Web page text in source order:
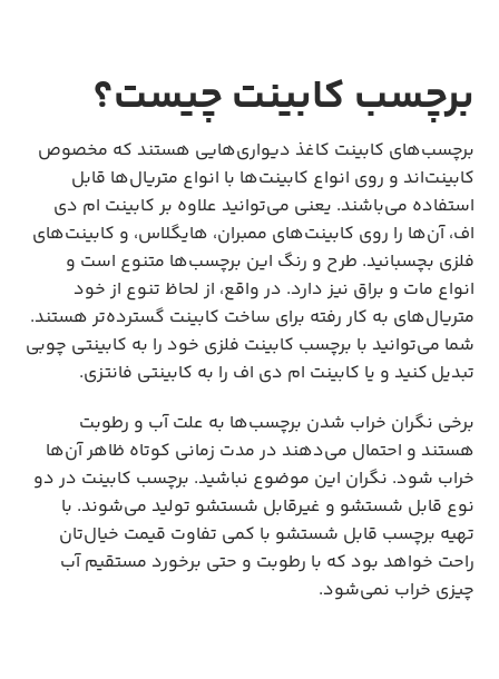
برچسب کابینت چیست؟
برچسب‌های کابینت کاغذ دیواری‌هایی هستند که مخصوص
کابینت‌اند و روی انواع کابینت‌ها با انواع متریال‌ها قابل
استفاده می‌باشند. یعنی می‌توانید علاوه بر کابینت ام دی
اف، آن‌ها را روی کابینت‌های ممبران، هایگلاس، و کابینت‌های
فلزی بچسبانید. طرح و رنگ این برچسب‌ها متنوع است و
انواع مات و براق نیز دارد. در واقع، از لحاظ تنوع از خود
متریال‌های به کار رفته برای ساخت کابینت گسترده‌تر هستند.
شما می‌توانید با برچسب کابینت فلزی خود را به کابینتی چوبی
تبدیل کنید و یا کابینت ام دی اف را به کابینتی فانتزی.
برخی نگران خراب شدن برچسب‌ها به علت آب و رطوبت
هستند و احتمال می‌دهند در مدت زمانی کوتاه ظاهر آن‌ها
خراب شود. نگران این موضوع نباشید. برچسب‌ کابینت در دو
نوع قابل شستشو و غیرقابل شستشو تولید می‌شوند. با
تهیه برچسب قابل شستشو با کمی تفاوت قیمت خیال‌تان
راحت خواهد بود که با رطوبت و حتی برخورد مستقیم آب
چیزی خراب نمی‌شود.